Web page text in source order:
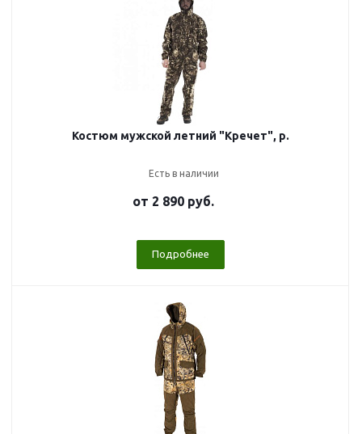
Костюм мужской летний "Кречет", р.
Есть в наличии
от 2 890 руб.
Подробнее